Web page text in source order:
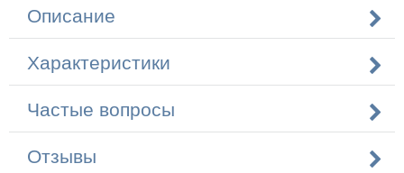
Описание
Характеристики
Частые вопросы
Отзывы